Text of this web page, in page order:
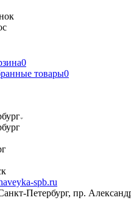
0
товары0
spb.ru
Петербург, пр.